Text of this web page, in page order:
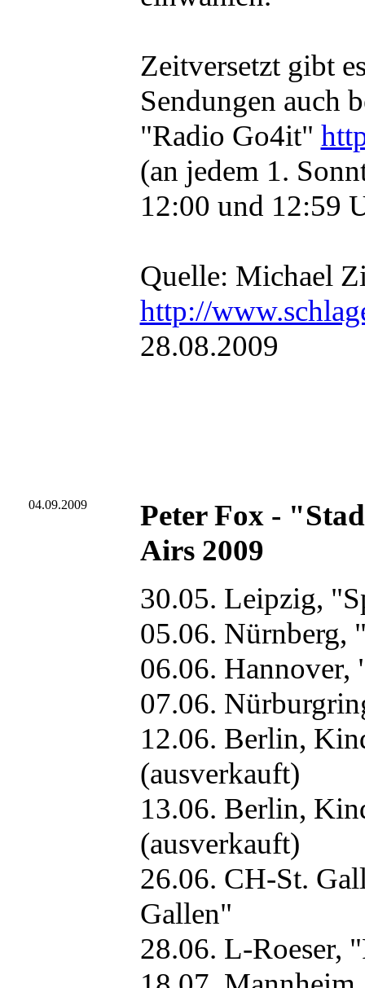
Zeitversetzt gibt
Sendungen auch
"Radio Go4it"
(an jedem 1.
12:00 und 12:59
Quelle: Michael
http://
28.08.2009
04.09.2009
Peter Fox -
Airs 2009
30.05. Leipzig,
05.06. Nürnberg,
06.06. Hannover,
07.06.
12.06. Berlin,
(ausverkauft)
13.06. Berlin,
(ausverkauft)
26.06. CH-St.
Gallen"
28.06. L-Roeser,